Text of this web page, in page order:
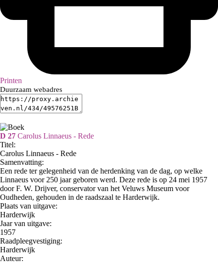
Printen
Duurzaam webadres
D 27 Carolus Linnaeus - Rede
Titel:
Carolus Linnaeus - Rede
Samenvatting:
Een rede ter gelegenheid van de herdenking van de dag, op welke
Linnaeus voor 250 jaar geboren werd. Deze rede is op 24 mei 1957
door F. W. Drijver, conservator van het Veluws Museum voor
Oudheden, gehouden in de raadszaal te Harderwijk.
Plaats van uitgave:
Harderwijk
Jaar van uitgave:
1957
Raadpleegvestiging:
Harderwijk
Auteur: